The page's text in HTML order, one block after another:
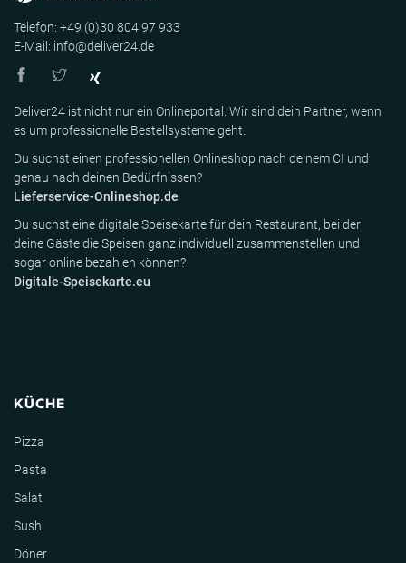
Telefon: +49 (0)30 804 97 933
E-Mail: info@deliver24.de
Deliver24 ist nicht nur ein Onlineportal. Wir sind dein Partner, wenn
es um professionelle Bestellsysteme geht.
Du suchst einen professionellen Onlineshop nach deinem CI und
genau nach deinen Bedürfnissen?
Lieferservice-Onlineshop.de
Du suchst eine digitale Speisekarte für dein Restaurant, bei der
deine Gäste die Speisen ganz individuell zusammenstellen und
sogar online bezahlen können?
Digitale-Speisekarte.eu
KÜCHE
Pizza
Pasta
Salat
Sushi
Döner